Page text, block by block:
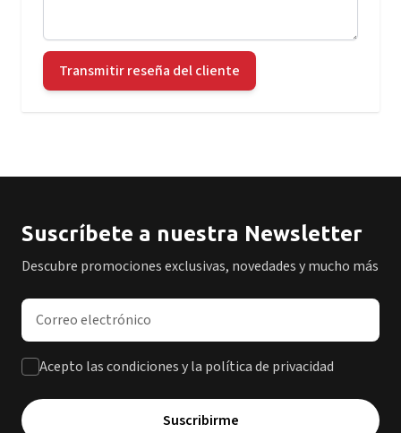
Transmitir reseña del cliente
Suscríbete a nuestra Newsletter
Descubre promociones exclusivas, novedades y mucho más
Dirección de correo electrónico
Acepto las condiciones y la política de privacidad
Suscribirme